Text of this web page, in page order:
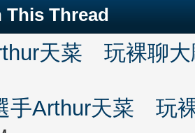
This Thread
天菜 玩裸聊大
手Arthur天菜 玩